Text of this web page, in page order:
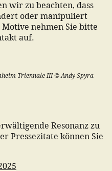
wir zu beachten, dass
oder manipuliert
nehmen Sie bitte
auf.
Triennale III © Andy Spyra
Resonanz zu
Pressezitate können Sie